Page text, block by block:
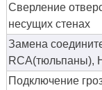
Сверление
несущих стенах
Замена
RCA(тюльпаны),
Подключение